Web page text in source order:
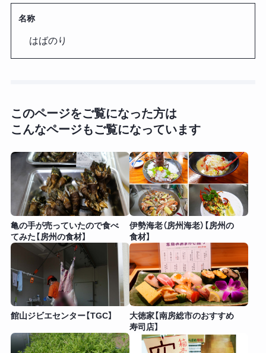
名称
はばのり
このページをご覧になった方は
こんなページもご覧になっています
亀の手が売っていたので食べ
てみた【房州の食材】
伊勢海老（房州海老）【房州の
食材】
館山ジビエセンター【TGC】
大徳家【南房総市のおすすめ
寿司店】